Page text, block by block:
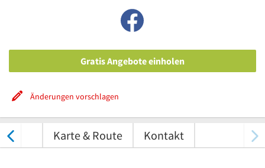
Gratis Angebote einholen
Änderungen vorschlagen
Karte & Route Kontakt